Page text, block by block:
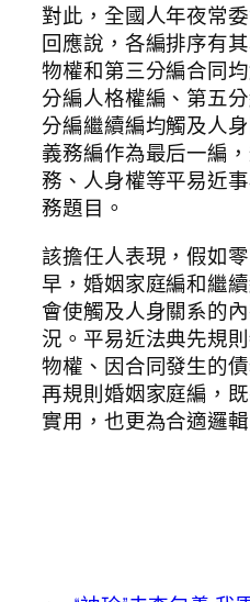
對此，全國人年夜常
回應說，各編排序有
物權和第三分編合同
分編人格權編、第五
分編繼續編均觸及人
義務編作為最后一編
務、人身權等平易近
務題目。
該擔任人表現，假如
早，婚姻家庭編和繼
會使觸及人身關系的
況。平易近法典先規
物權、因合同發生的
再規則婚姻家庭編，
實用，也更為合適邏輯